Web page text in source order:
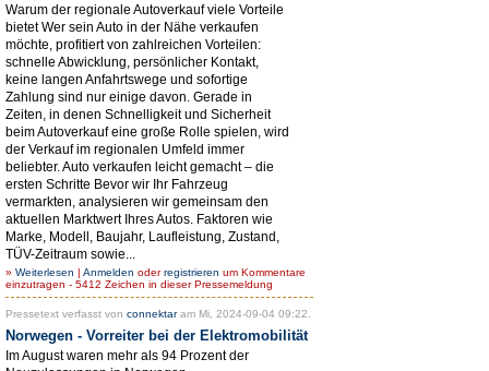
Warum der regionale Autoverkauf viele Vorteile
bietet Wer sein Auto in der Nähe verkaufen
möchte, profitiert von zahlreichen Vorteilen:
schnelle Abwicklung, persönlicher Kontakt,
keine langen Anfahrtswege und sofortige
Zahlung sind nur einige davon. Gerade in
Zeiten, in denen Schnelligkeit und Sicherheit
beim Autoverkauf eine große Rolle spielen, wird
der Verkauf im regionalen Umfeld immer
beliebter. Auto verkaufen leicht gemacht – die
ersten Schritte Bevor wir Ihr Fahrzeug
vermarkten, analysieren wir gemeinsam den
aktuellen Marktwert Ihres Autos. Faktoren wie
Marke, Modell, Baujahr, Laufleistung, Zustand,
TÜV-Zeitraum sowie...
» Weiterlesen | Anmelden oderregistrieren um Kommentare
einzutragen - 5412 Zeichen in dieser Pressemeldung
Pressetext verfasst von connektaram Mi, 2024-09-04 09:22.
Norwegen - Vorreiter bei der Elektromobilität
Im August waren mehr als 94 Prozent der